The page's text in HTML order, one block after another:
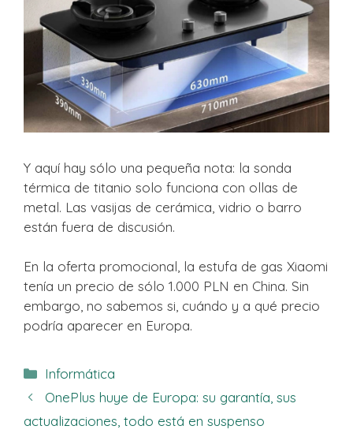
Y aquí hay sólo una pequeña nota: la sonda
térmica de titanio solo funciona con ollas de
metal. Las vasijas de cerámica, vidrio o barro
están fuera de discusión.
En la oferta promocional, la estufa de gas Xiaomi
tenía un precio de sólo 1.000 PLN en China. Sin
embargo, no sabemos si, cuándo y a qué precio
podría aparecer en Europa.
Categorías
Informática
OnePlus huye de Europa: su garantía, sus
actualizaciones, todo está en suspenso